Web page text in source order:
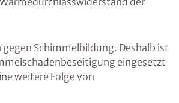
Schimmelbildung. Deshalb ist
eingesetzt
weitere Folge von